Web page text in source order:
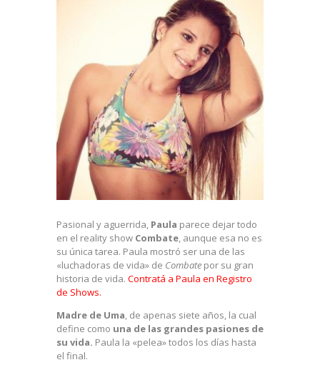
Pasional y aguerrida, Paula parece dejar todo
en el reality show Combate , aunque esa no es
su única tarea. Paula mostró ser una de las
«luchadoras de vida» de Combate por su gran
historia de vida. Contratá a Paula en Registro
de Shows.
Madre de Uma , de apenas siete años, la cual
define como una de las grandes pasiones de
su vida. Paula la «pelea» todos los días hasta
el final.